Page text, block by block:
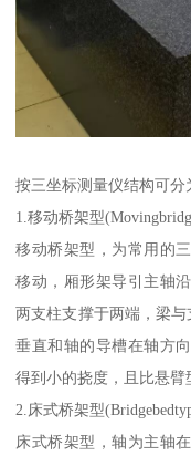
按三坐标测量仪结构可分
1.移动桥架型
移动桥架型，为常用的
移动，厢形架导引主轴
两支柱支撑于两端，梁与
垂直和轴的导槽在轴方
得到小的挠度，且比悬臂
2.床式桥架型
床式桥架型，轴为主轴